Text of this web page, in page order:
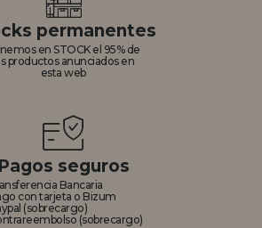
permanentes
en STOCK el 95% de
productos anunciados en
esta web
Pagos seguros
Bancaria
con tarjeta o Bizum
(sobrecargo)
(sobrecargo)